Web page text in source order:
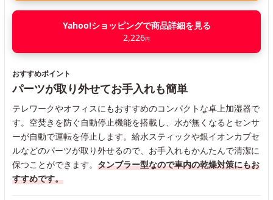
Yahoo!ショッピングで商品詳細を見る
2,226円
おすすめポイント
パーツが取り外せてお手入れも簡単
テレワークやオフィスにもおすすめのコンパクトな卓上加湿器で
す。空焚きを防ぐ自動停止機能を搭載し、水が無くなるとセンサ
ーが自動で運転を停止します。給水スティックや銀イオンカプセ
ルなどのパーツが取り外せるので、お手入れもかんたんで清潔に
保つことができます。 タンブラー型なので車内の乾燥対策にもお
すすめです。